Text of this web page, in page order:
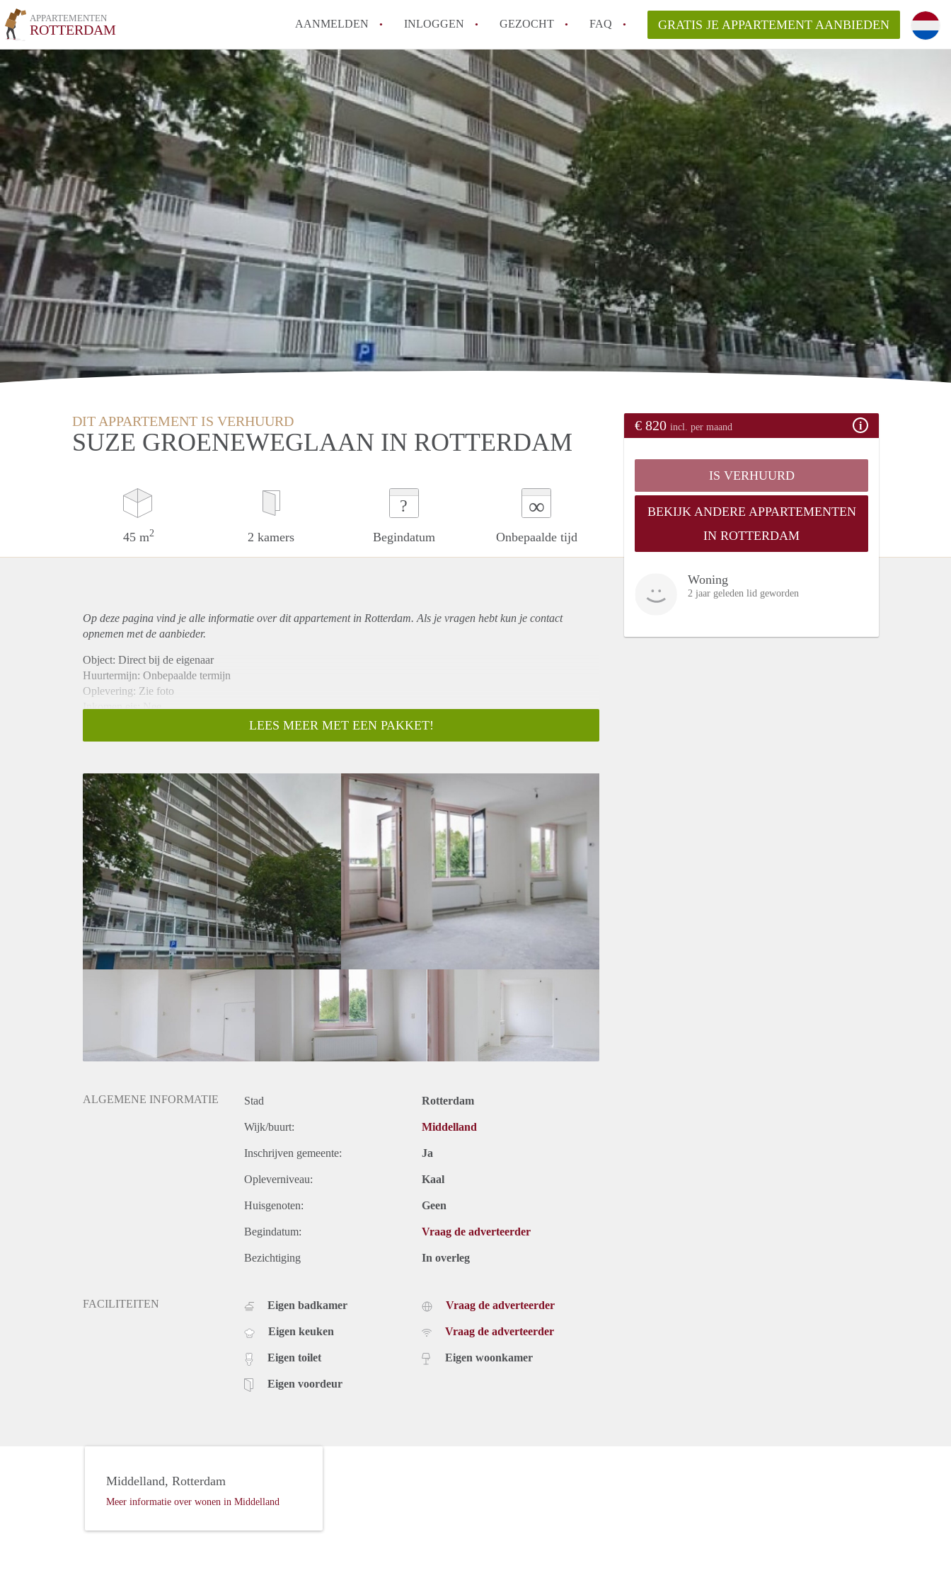
APPARTEMENTEN
ROTTERDAM AANMELDEN INLOGGEN GEZOCHT FAQ
How to translate AppartementRotterdam!
Wat is AppartementenRotterdam?
Hoeveel kost het om te reageren op een Appartement in Rotterdam?
Wat is de privacyverklaring van AppartementenRotterdam?
Berekent AppartementenRotterdam
makelaarsvergoeding/bemiddelingsvergoeding?
Alle veelgestelde vragen
GRATIS JE APPARTEMENT AANBIEDEN
DIT APPARTEMENT IS VERHUURD
SUZE GROENEWEGLAAN IN ROTTERDAM
45 m2 2 kamers
?
Begindatum
∞
Onbepaalde tijd
€ 820 incl. per maand
IS VERHUURD
BEKIJK ANDERE APPARTEMENTEN
IN ROTTERDAM
Woning
2 jaar geleden lid geworden
Op deze pagina vind je alle informatie over ditappartementin Rotterdam. Als je vragen hebt kun je contact
opnemen met de aanbieder.
Object: Direct bij de eigenaar
Huurtermijn: Onbepaalde termijn
Oplevering: Zie foto
Inkomen eis: Nee
Borg: 1 Maand
Huisdieren toegestaan: Afhankelijk van de Eigenaar
Huurtoeslag grens: Ja
Geschikt voor studenten: Afhankelijk van de Eigenaar
LEES MEER MET EEN PAKKET!
ALGEMENE INFORMATIE Stad Rotterdam
Wijk/buurt: Middelland
Inschrijven gemeente: Ja
Opleverniveau: Kaal
Huisgenoten: Geen
Begindatum: Vraag de adverteerder
Bezichtiging In overleg
FACILITEITEN Eigen badkamer
Eigen keuken
Eigen toilet
Eigen voordeur
Vraag de adverteerder
Vraag de adverteerder
Eigen woonkamer
Middelland, Rotterdam
Meer informatie over wonen in Middelland